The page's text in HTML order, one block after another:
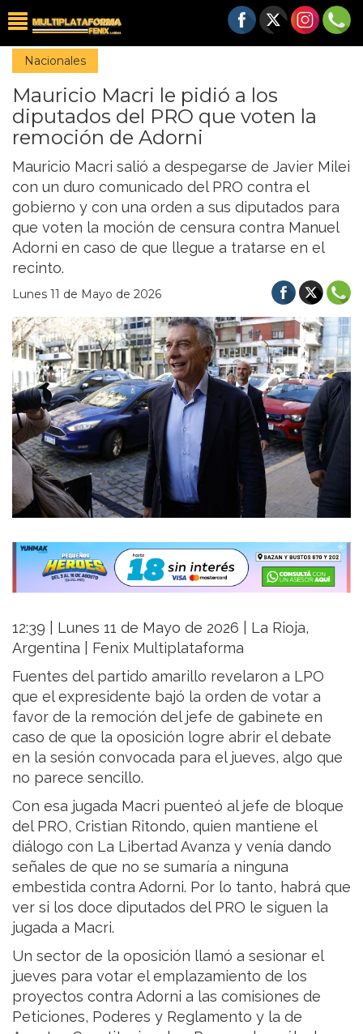
Nacionales
Mauricio Macri le pidió a los
diputados del PRO que voten la
remoción de Adorni
Mauricio Macri salió a despegarse de Javier Milei
con un duro comunicado del PRO contra el
gobierno y con una orden a sus diputados para
que voten la moción de censura contra Manuel
Adorni en caso de que llegue a tratarse en el
recinto.
Lunes 11 de Mayo de 2026
12:39 | Lunes 11 de Mayo de 2026 | La Rioja,
Argentina | Fenix Multiplataforma
Fuentes del partido amarillo revelaron a LPO
que el expresidente bajó la orden de votar a
favor de la remoción del jefe de gabinete en
caso de que la oposición logre abrir el debate
en la sesión convocada para el jueves, algo que
no parece sencillo.
Con esa jugada Macri puenteó al jefe de bloque
del PRO, Cristian Ritondo, quien mantiene el
diálogo con La Libertad Avanza y venía dando
señales de que no se sumaría a ninguna
embestida contra Adorni. Por lo tanto, habrá que
ver si los doce diputados del PRO le siguen la
jugada a Macri.
Un sector de la oposición llamó a sesionar el
jueves para votar el emplazamiento de los
proyectos contra Adorni a las comisiones de
Peticiones, Poderes y Reglamento y la de